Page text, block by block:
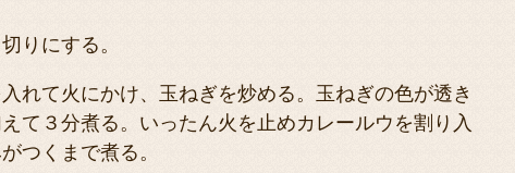
りにする。
れて火にかけ、玉ねぎを炒める。玉ねぎの色が透き
て３分煮る。いったん火を止めカレールウを割り入
つくまで煮る。